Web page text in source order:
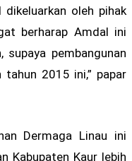
oleh pihak
berharap Amdal ini
supaya pembangunan
2015 ini,” papar
Dermaga Linau ini
Kabupaten Kaur lebih